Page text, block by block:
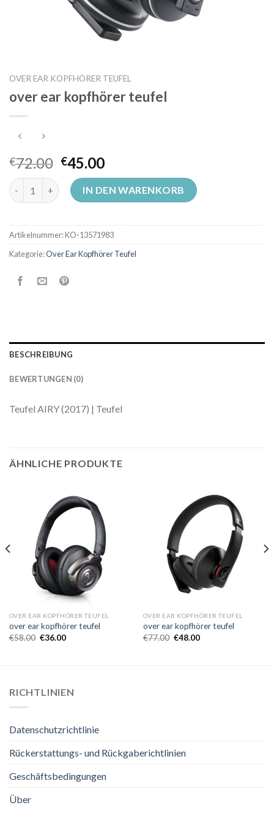
OVER EAR KOPFHÖRER TEUFEL
over ear kopfhörer teufel
€72.00 €45.00
over ear kopfhörer teufel Menge
IN DEN WARENKORB
Artikelnummer:KO-13571983
Kategorie:Over Ear Kopfhörer Teufel
BESCHREIBUNG
BEWERTUNGEN (0)
Teufel AIRY (2017) | Teufel
ÄHNLICHE PRODUKTE
OVER EAR KOPFHÖRER TEUFEL
over ear kopfhörer teufel
€58.00 €36.00
OVER EAR KOPFHÖRER TEUFEL
over ear kopfhörer teufel
€77.00 €48.00
RICHTLINIEN
Datenschutzrichtlinie
Rückerstattungs- und Rückgaberichtlinien
Geschäftsbedingungen
Über